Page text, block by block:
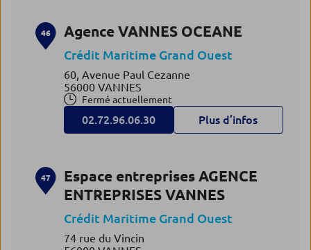
46 Agence VANNES OCEANE
Crédit Maritime Grand Ouest
60, Avenue Paul Cezanne
56000 VANNES
Fermé actuellement
02.72.96.06.30 Plus d’infos
47
Espace entreprises AGENCE
ENTREPRISES VANNES
Crédit Maritime Grand Ouest
74 rue du Vincin